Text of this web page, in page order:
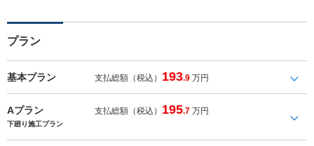
プラン
基本プラン 支払総額（税込） 193.9 万円
Aプラン 支払総額（税込） 195.7 万円
下廻り施工プラン